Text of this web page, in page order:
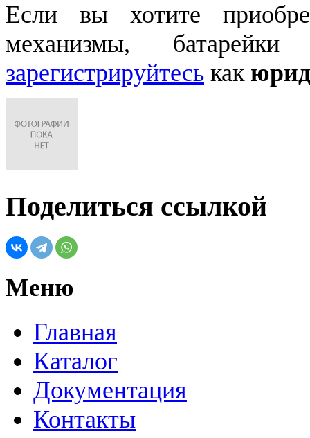
Если вы хотите
механизмы,
зарегистрируйтесь как
Поделиться ссылкой
Меню
Главная
Каталог
Документация
Контакты